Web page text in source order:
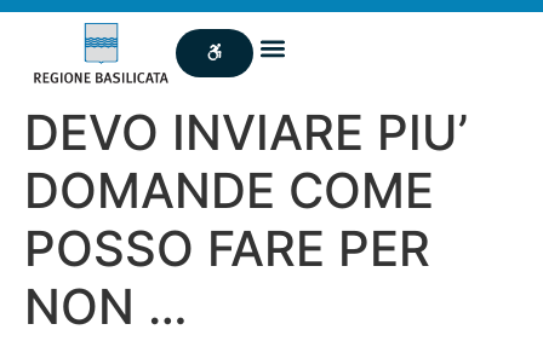
DEVO INVIARE PIU’
DOMANDE COME
POSSO FARE PER
NON …